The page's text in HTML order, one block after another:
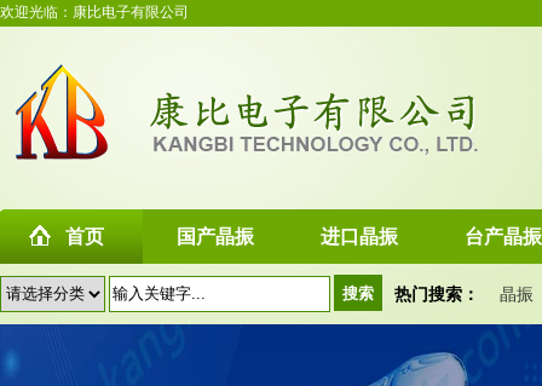
欢迎光临：康比电子有限公司
首页 国产晶振 进口晶振 台产晶振
热门搜索： 晶振